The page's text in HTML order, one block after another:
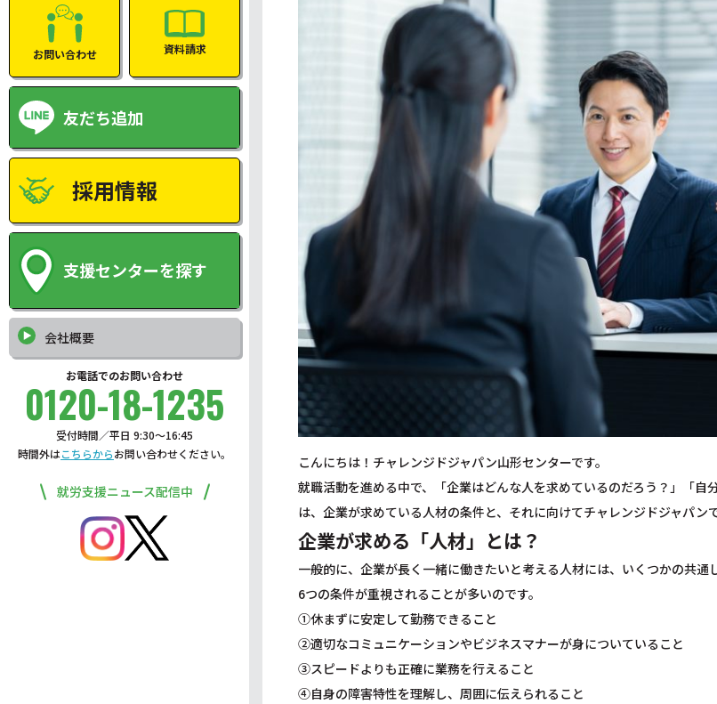
お問い合わせ 資料請求
友だち追加
採用情報
支援センターを探す
会社概要
お電話でのお問い合わせ
0120-18-1235
受付時間／平日 9:30〜16:45
時間外はこちらからお問い合わせください。
就労支援ニュース配信中
こんにちは！チャレンジドジャパン山形センターです。
就職活動を進める中で、「企業はどんな人を求めているのだろう？」「
は、企業が求めている人材の条件と、それに向けてチャレンジドジャパン
企業が求める「人材」とは？
一般的に、企業が長く一緒に働きたいと考える人材には、いくつかの共
6つの条件が重視されることが多いのです。
①休まずに安定して勤務できること
②適切なコミュニケーションやビジネスマナーが身についていること
③スピードよりも正確に業務を行えること
④自身の障害特性を理解し、周囲に伝えられること